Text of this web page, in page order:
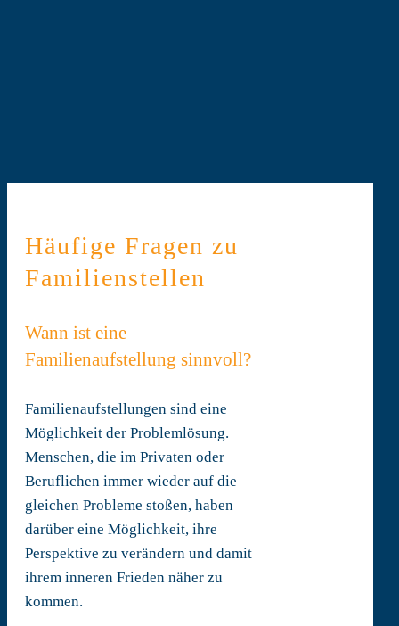
Häufige Fragen zu
Familienstellen
Wann ist eine
Familienaufstellung sinnvoll?
Familienaufstellungen sind eine
Möglichkeit der Problemlösung.
Menschen, die im Privaten oder
Beruflichen immer wieder auf die
gleichen Probleme stoßen, haben
darüber eine Möglichkeit, ihre
Perspektive zu verändern und damit
ihrem inneren Frieden näher zu
kommen.